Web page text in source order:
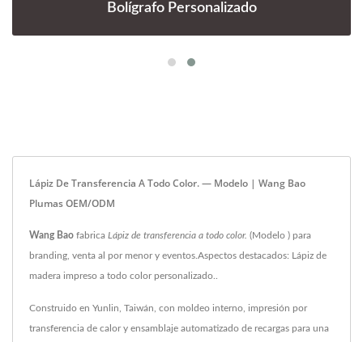
Bolígrafo Personalizado
Lápiz De Transferencia A Todo Color. — Modelo | Wang Bao
Plumas OEM/ODM
Wang Bao fabrica Lápiz de transferencia a todo color. (Modelo ) para
branding, venta al por menor y eventos.Aspectos destacados: Lápiz de
madera impreso a todo color personalizado..
Construido en Yunlin, Taiwán, con moldeo interno, impresión por
transferencia de calor y ensamblaje automatizado de recargas para una